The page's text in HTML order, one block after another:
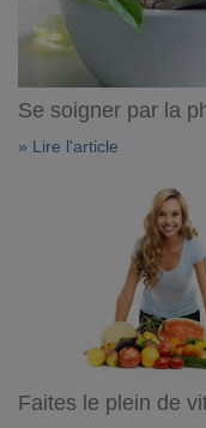
Se soigner par la
» Lire l'article
Faites le plein de